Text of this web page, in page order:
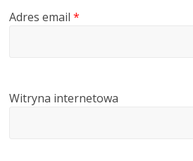
Adres email*
Witryna internetowa